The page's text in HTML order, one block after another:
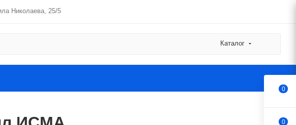
Николаева, 25/5
Каталог
0
0